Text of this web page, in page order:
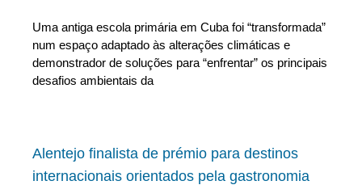
Uma antiga escola primária em Cuba foi “transformada”
num espaço adaptado às alterações climáticas e
demonstrador de soluções para “enfrentar” os principais
desafios ambientais da
Alentejo finalista de prémio para destinos
internacionais orientados pela gastronomia